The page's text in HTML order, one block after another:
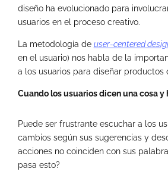
diseño ha evolucionado para
usuarios en el proceso creativo.
La metodología de user-centered
en el usuario) nos habla de la
a los usuarios para diseñar productos
Cuando los usuarios dicen una cosa y
Puede ser frustrante escuchar a los
cambios según sus sugerencias y
acciones no coinciden con sus
pasa esto?